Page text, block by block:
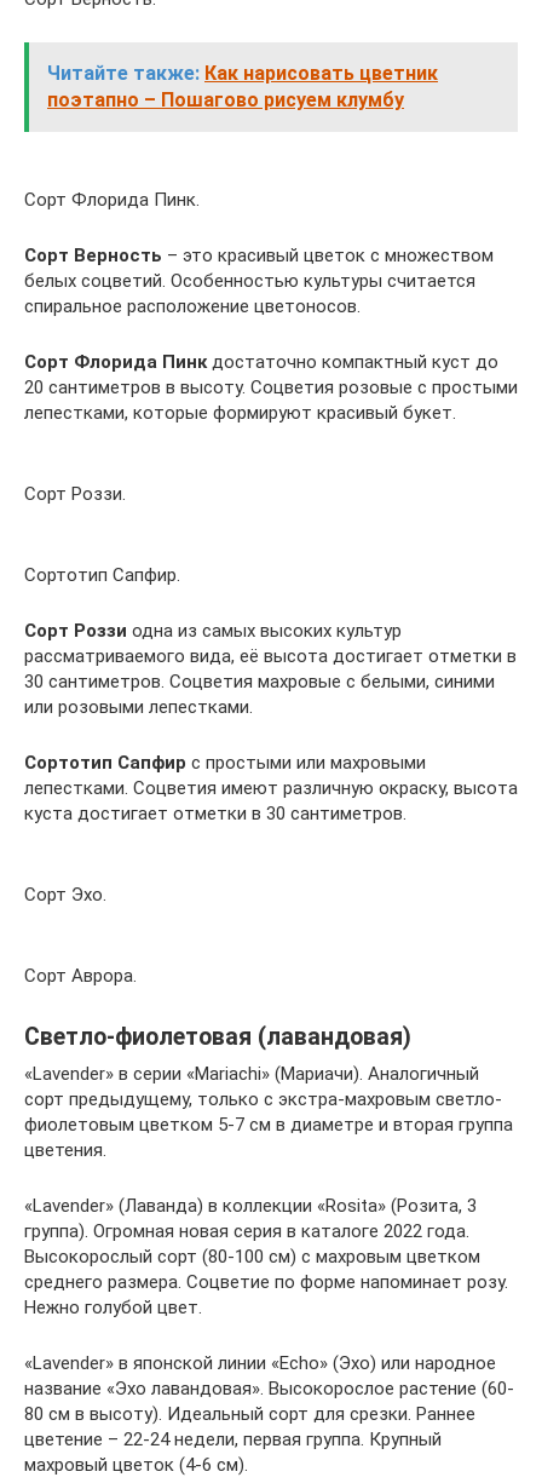
Читайте также: Как нарисовать цветник
поэтапно – Пошагово рисуем клумбу
Сорт Флорида Пинк.
Сорт Верность – это красивый цветок с множеством
белых соцветий. Особенностью культуры считается
спиральное расположение цветоносов.
Сорт Флорида Пинк достаточно компактный куст до
20 сантиметров в высоту. Соцветия розовые с простыми
лепестками, которые формируют красивый букет.
Сорт Роззи.
Сортотип Сапфир.
Сорт Роззи одна из самых высоких культур
рассматриваемого вида, её высота достигает отметки в
30 сантиметров. Соцветия махровые с белыми, синими
или розовыми лепестками.
Сортотип Сапфир с простыми или махровыми
лепестками. Соцветия имеют различную окраску, высота
куста достигает отметки в 30 сантиметров.
Сорт Эхо.
Сорт Аврора.
Светло-фиолетовая (лавандовая)
«Lavender» в серии «Mariachi» (Мариачи). Аналогичный
сорт предыдущему, только с экстра-махровым светло-
фиолетовым цветком 5-7 см в диаметре и вторая группа
цветения.
«Lavender» (Лаванда) в коллекции «Rosita» (Розита, 3
группа). Огромная новая серия в каталоге 2022 года.
Высокорослый сорт (80-100 см) с махровым цветком
среднего размера. Соцветие по форме напоминает розу.
Нежно голубой цвет.
«Lavender» в японской линии «Echo» (Эхо) или народное
название «Эхо лавандовая». Высокорослое растение (60-
80 см в высоту). Идеальный сорт для срезки. Раннее
цветение – 22-24 недели, первая группа. Крупный
махровый цветок (4-6 см).